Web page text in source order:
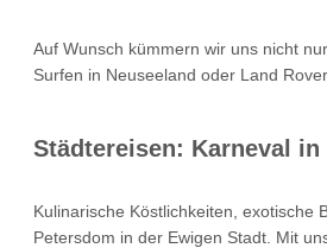
Auf Wunsch kümmern wir uns nicht
Surfen in Neuseeland oder Land
Städtereisen: Karneval
Kulinarische Köstlichkeiten, exotische
Petersdom in der Ewigen Stadt. Mit